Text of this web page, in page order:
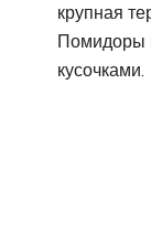
крупная
Помидоры
кусочками.